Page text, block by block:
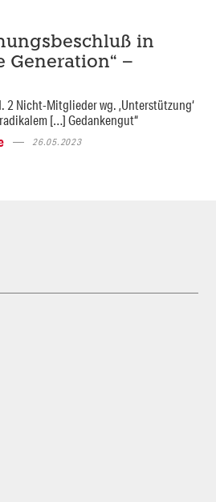
in
Generation“ –
Nicht-Mitglieder wg. ‚Unterstützung‘
[…] Gedankengut“
26.05.2023